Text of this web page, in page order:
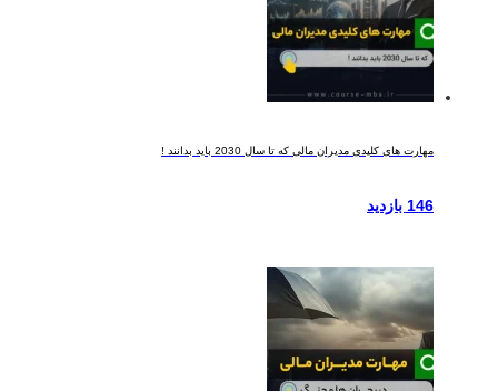
مهارت های کلیدی مدیران مالی که تا سال 2030 باید بدانند !
146 بازدید